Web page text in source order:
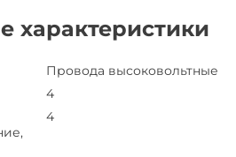
характеристики
Провода высоковольтные
4
4